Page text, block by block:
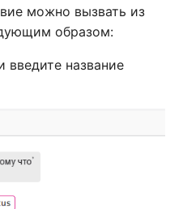
можно вызвать из
образом:
введите название